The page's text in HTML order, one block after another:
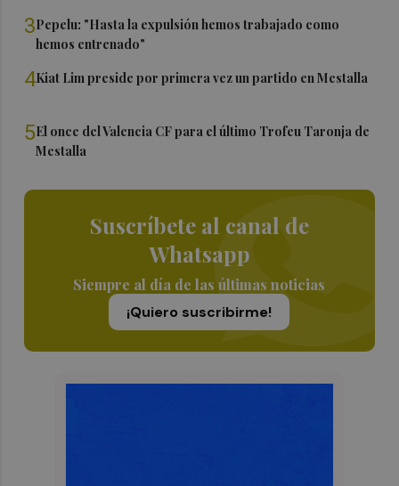
3Pepelu: "Hasta la expulsión hemos trabajado como
hemos entrenado"
4Kiat Lim preside por primera vez un partido en Mestalla
5El once del Valencia CF para el último Trofeu Taronja de
Mestalla
Suscríbete al canal de
Whatsapp
Siempre al día de las últimas noticias
¡Quiero suscribirme!